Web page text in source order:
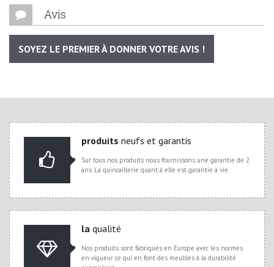
Avis
SOYEZ LE PREMIER À DONNER VOTRE AVIS !
produits neufs et garantis
Sur tous nos produits nous fournissons une garantie de 2
ans. La quincaillerie quant à elle est garantie à vie.
la qualité
Nos produits sont fabriqués en Europe avec les normes
en vigueur ce qui en font des meubles à la durabilité